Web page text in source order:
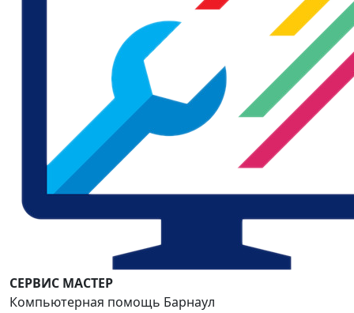
СЕРВИС МАСТЕР
Компьютерная помощь Барнаул